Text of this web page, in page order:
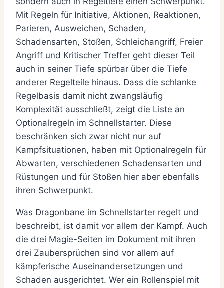
Mit Regeln für Initiative, Aktionen, Reaktionen,
Parieren, Ausweichen, Schaden,
Schadensarten, Stoßen, Schleichangriff, Freier
Angriff und Kritischer Treffer geht dieser Teil
auch in seiner Tiefe spürbar über die Tiefe
anderer Regelteile hinaus. Dass die schlanke
Regelbasis damit nicht zwangsläufig
Komplexität ausschließt, zeigt die Liste an
Optionalregeln im Schnellstarter. Diese
beschränken sich zwar nicht nur auf
Kampfsituationen, haben mit Optionalregeln für
Abwarten, verschiedenen Schadensarten und
Rüstungen und für Stoßen hier aber ebenfalls
ihren Schwerpunkt.
Was Dragonbane im Schnellstarter regelt und
beschreibt, ist damit vor allem der Kampf. Auch
die drei Magie-Seiten im Dokument mit ihren
drei Zaubersprüchen sind vor allem auf
kämpferische Auseinandersetzungen und
Schaden ausgerichtet. Wer ein Rollenspiel mit